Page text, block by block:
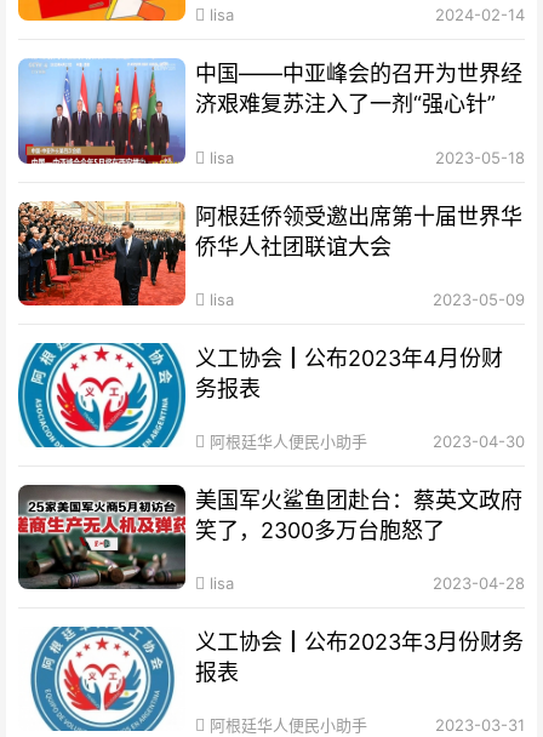
lisa 2024-02-14
中国——中亚峰会的召开为世界经
济艰难复苏注入了一剂“强心针”
lisa 2023-05-18
阿根廷侨领受邀出席第十届世界华
侨华人社团联谊大会
lisa 2023-05-09
义工协会┃公布2023年4月份财
务报表
阿根廷华人便民小助手 2023-04-30
美国军火鲨鱼团赴台：蔡英文政府
笑了，2300多万台胞怒了
lisa 2023-04-28
义工协会┃公布2023年3月份财务
报表
阿根廷华人便民小助手 2023-03-31